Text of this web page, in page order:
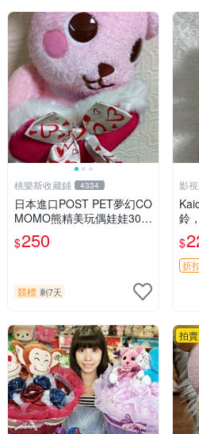
桃樂斯收藏鋪 4334
日本進口POST PET夢幻CO
MOMO熊精美玩偶娃娃30c
m
$250
競標 剩7天
影
鈴
環
$
折
拍